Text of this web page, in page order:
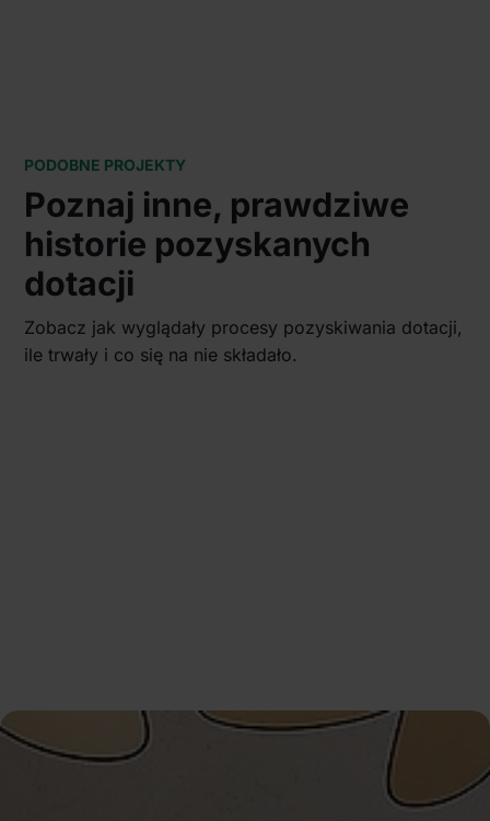
PODOBNE PROJEKTY
Poznaj inne, prawdziwe
historie pozyskanych
dotacji
Zobacz jak wyglądały procesy pozyskiwania dotacji,
ile trwały i co się na nie składało.